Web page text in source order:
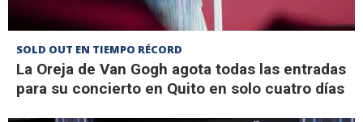
SOLD OUT EN TIEMPO RÉCORD
La Oreja de Van Gogh agota todas las entradas
para su concierto en Quito en solo cuatro días